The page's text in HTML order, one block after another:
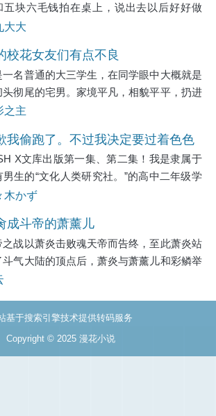
五块六毛钱拍在桌上，说出去以后好好做
别再回来了。王癞子把钱揣进裤兜，把铺盖
烟，看他出来，把烟屁股往地上一捻：“瘸
出去了
大大
校花女友们有点不良
一名普通的大三学生，在同学眼中大概就是
头彻尾的宅男。家境平凡，相貌平平，扔进
里就找不出来的那种。从小到大的成长轨迹
为数不多的朋友打打游戏。青春期的荷尔
之主
我偷跑了。不过我决定要过着色色
活。
X文库出版第一集、第二集！我是隶属于
男生的“文化人类研究社。”的高中二年级学
美少女转学生？来栖美亚加入了这样的社
都对来栖神魂颠倒，拼命地想要接近她。我
木かず
成斗帝的萧薰儿
之战以萧炎击败魂天帝而告终，至此萧炎站
斗气大陆的顶点后，萧炎与萧薰儿和彩鳞举
一场异常盛大的婚礼，在无数人的见证下，
只不过由于斗帝斗圣的体质相差太大，萧炎
基于搜索引擎技术提供转码服务
Copyright © 2025 漫花小说